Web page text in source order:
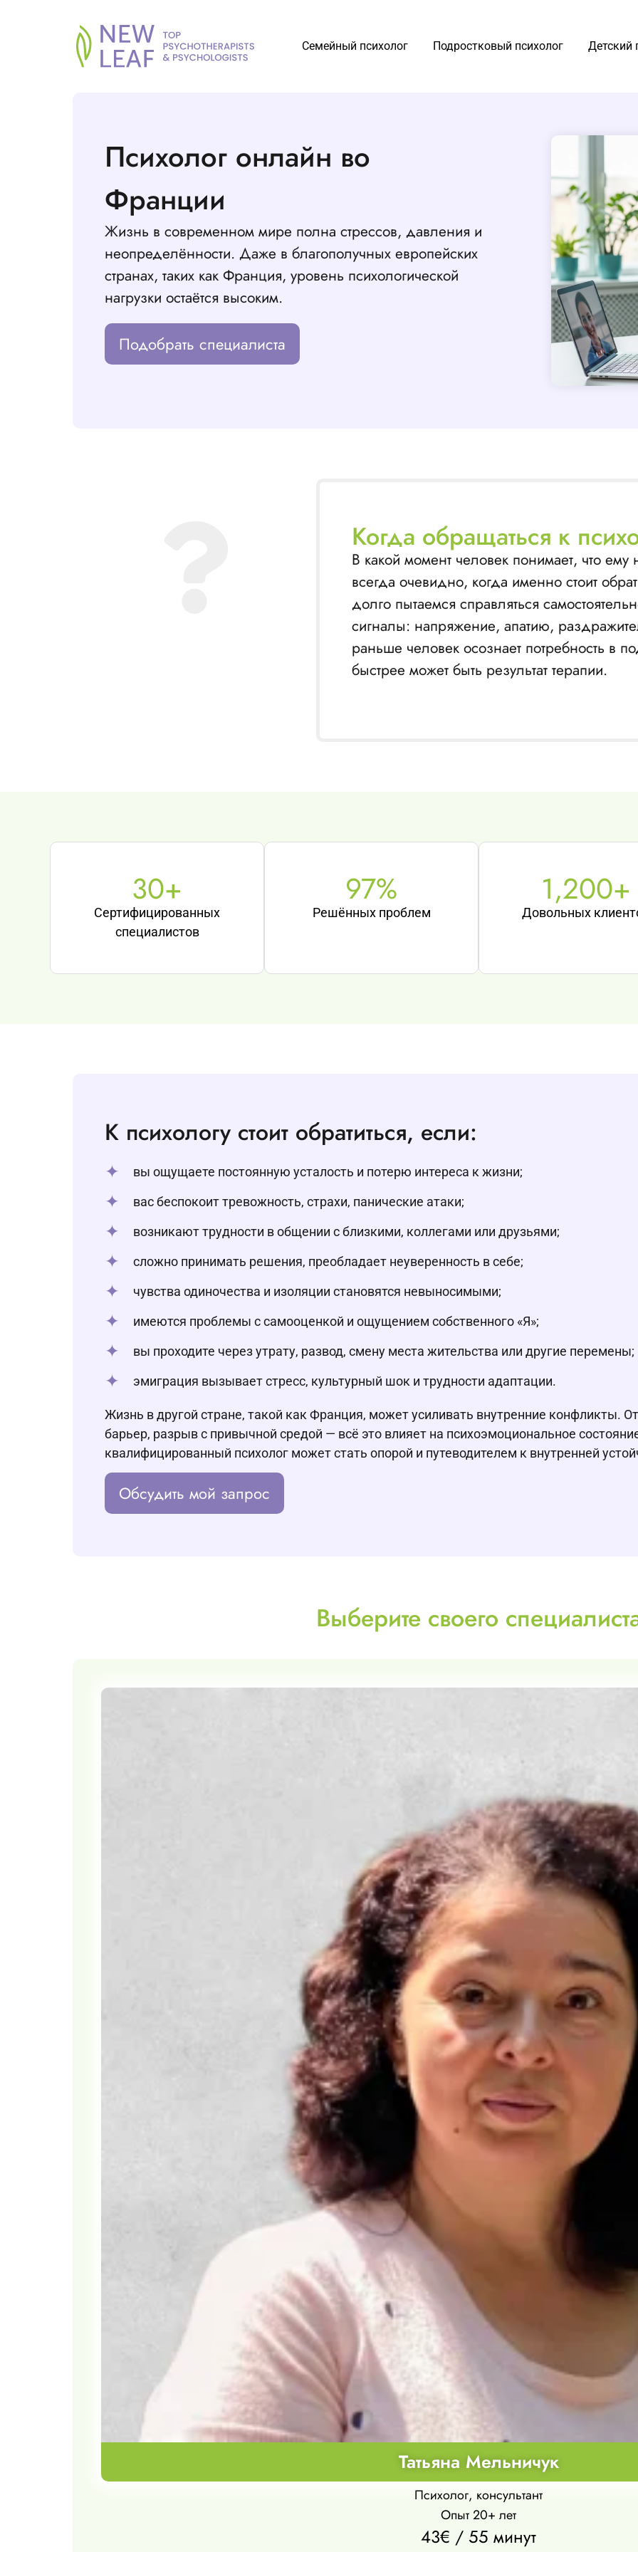
Семейный психолог Подростковый психолог Детский
Психолог онлайн во
Франции
Жизнь в современном мире полна стрессов, давления и
неопределённости. Даже в благополучных европейских
странах, таких как Франция, уровень психологической
нагрузки остаётся высоким.
Подобрать специалиста
Когда обращаться к
В какой момент человек понимает, что
всегда очевидно, когда именно стоит
долго пытаемся справляться
сигналы: напряжение, апатию,
раньше человек осознает потребность в
быстрее может быть результат терапии.
Сертифицированных
специалистов
30+
Решённых проблем
97%
Довольных
1,200+
К психологу стоит обратиться, если:
вы ощущаете постоянную усталость и потерю интереса к жизни;
вас беспокоит тревожность, страхи, панические атаки;
возникают трудности в общении с близкими, коллегами или друзьями;
сложно принимать решения, преобладает неуверенность в себе;
чувства одиночества и изоляции становятся невыносимыми;
имеются проблемы с самооценкой и ощущением собственного «Я»;
вы проходите через утрату, развод, смену места жительства или другие перемены;
эмиграция вызывает стресс, культурный шок и трудности адаптации.
Жизнь в другой стране, такой как Франция, может усиливать внутренние конфликты.
барьер, разрыв с привычной средой — всё это влияет на психоэмоциональное
квалифицированный психолог может стать опорой и путеводителем к внутренней
Обсудить мой запрос
Выберите своего
Татьяна Мельничук
Психолог, консультант
Опыт 20+ лет
43€ / 55 минут